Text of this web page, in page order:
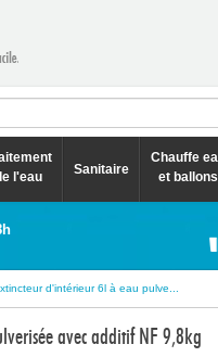
l'eau
Sanitaire
Chauffe
et ballons
d'intérieur 6l à eau pulve...
avec additif NF 9,8kg